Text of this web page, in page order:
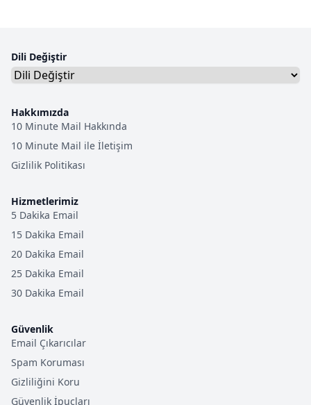
Dili Değiştir
Hakkımızda
10 Minute Mail Hakkında
10 Minute Mail ile İletişim
Gizlilik Politikası
Hizmetlerimiz
5 Dakika Email
15 Dakika Email
20 Dakika Email
25 Dakika Email
30 Dakika Email
Güvenlik
Email Çıkarıcılar
Spam Koruması
Gizliliğini Koru
Güvenlik İpuçları